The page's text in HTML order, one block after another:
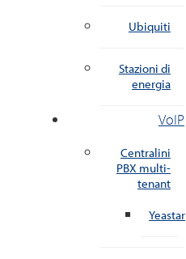
Ubiquiti
Stazioni di
energia
VoIP
Centralini
PBX multi-
tenant
Yeastar